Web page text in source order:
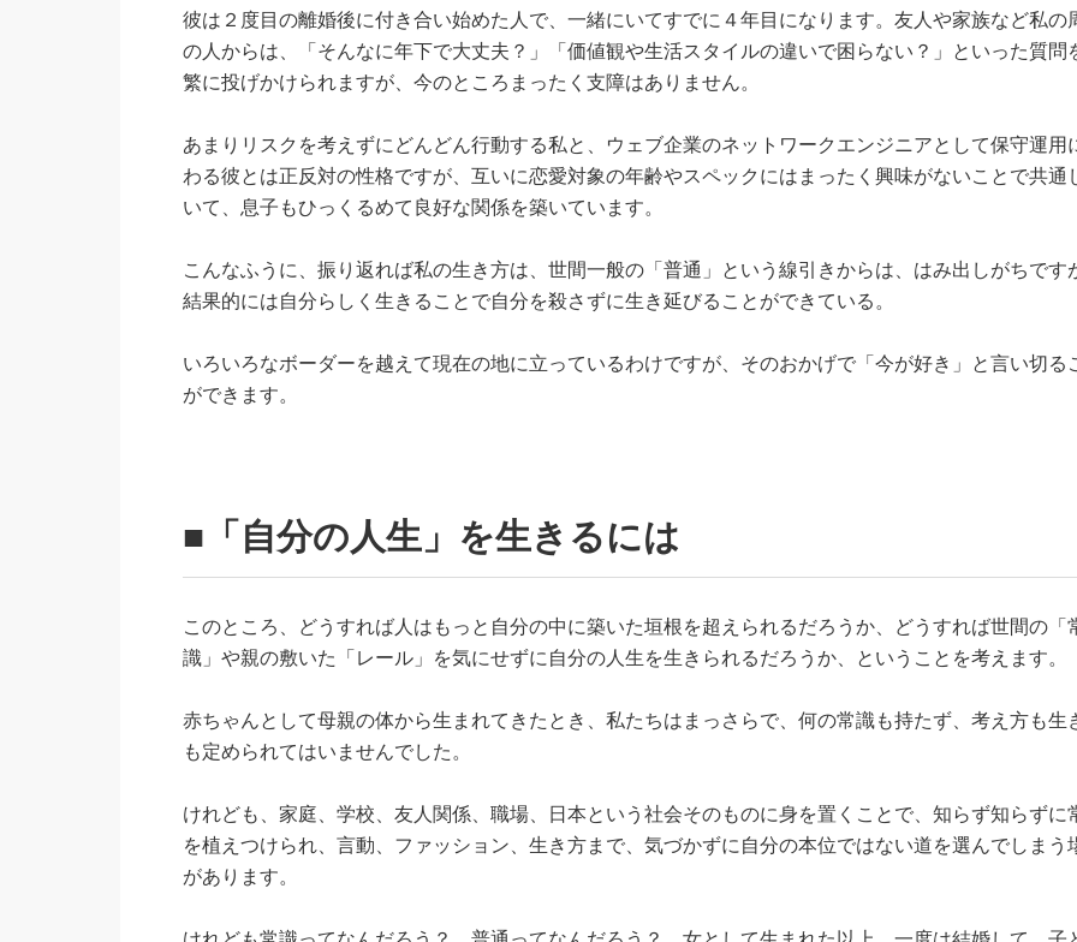
彼は２度目の離婚後に付き合い始めた人で、一緒にいてすでに４年目になります。友人や家族など私の
の人からは、「そんなに年下で大丈夫？」「価値観や生活スタイルの違いで困らない？」といった質問
繁に投げかけられますが、今のところまったく支障はありません。
あまりリスクを考えずにどんどん行動する私と、ウェブ企業のネットワークエンジニアとして保守運用
わる彼とは正反対の性格ですが、互いに恋愛対象の年齢やスペックにはまったく興味がないことで共通
いて、息子もひっくるめて良好な関係を築いています。
こんなふうに、振り返れば私の生き方は、世間一般の「普通」という線引きからは、はみ出しがちです
結果的には自分らしく生きることで自分を殺さずに生き延びることができている。
いろいろなボーダーを越えて現在の地に立っているわけですが、そのおかげで「今が好き」と言い切る
ができます。
■「自分の人生」を生きるには
このところ、どうすれば人はもっと自分の中に築いた垣根を超えられるだろうか、どうすれば世間の「
識」や親の敷いた「レール」を気にせずに自分の人生を生きられるだろうか、ということを考えます。
赤ちゃんとして母親の体から生まれてきたとき、私たちはまっさらで、何の常識も持たず、考え方も生
も定められてはいませんでした。
けれども、家庭、学校、友人関係、職場、日本という社会そのものに身を置くことで、知らず知らずに
を植えつけられ、言動、ファッション、生き方まで、気づかずに自分の本位ではない道を選んでしまう
があります。